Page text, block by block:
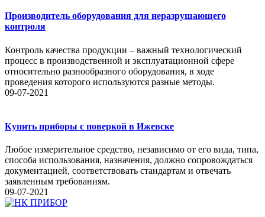
Производитель оборудования для неразрушающего
контроля
Контроль качества продукции – важный технологический
процесс в производственной и эксплуатационной сфере
относительно разнообразного оборудования, в ходе
проведения которого используются разные методы.
09-07-2021
Купить приборы с поверкой в Ижевске
Любое измерительное средство, независимо от его вида, типа,
способа использования, назначения, должно сопровождаться
документацией, соответствовать стандартам и отвечать
заявленным требованиям.
09-07-2021